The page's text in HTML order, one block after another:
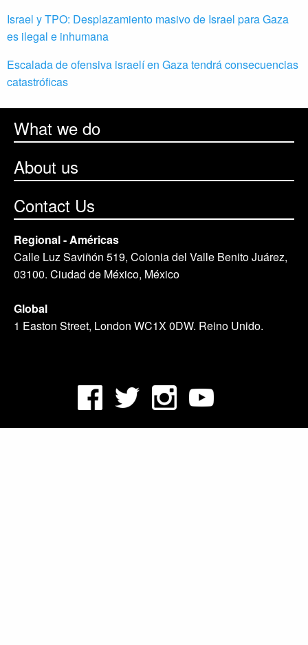
Israel y TPO: Desplazamiento masivo de Israel para Gaza
es ilegal e inhumana
Escalada de ofensiva israelí en Gaza tendrá consecuencias
catastróficas
What we do
About us
Contact Us
Regional - Américas
Calle Luz Saviñón 519, Colonia del Valle Benito Juárez,
03100. Ciudad de México, México
Global
1 Easton Street, London WC1X 0DW. Reino Unido.